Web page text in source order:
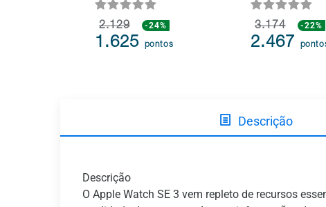
2.129 -24%
1.625 pontos
3.174 -22%
2.467
Descrição
Descrição
O Apple Watch SE 3 vem repleto de recursos